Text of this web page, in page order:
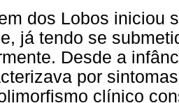
dos Lobos iniciou
já tendo se
Desde a
por
clínico